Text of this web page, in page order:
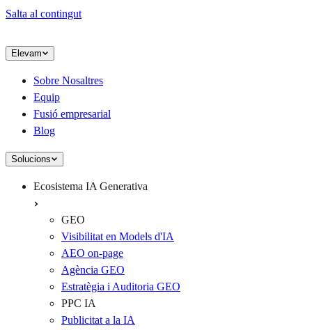
Salta al contingut
Elevam
Sobre Nosaltres
Equip
Fusió empresarial
Blog
Solucions
Ecosistema IA Generativa
GEO
Visibilitat en Models d'IA
AEO on-page
Agència GEO
Estratègia i Auditoria GEO
PPC IA
Publicitat a la IA